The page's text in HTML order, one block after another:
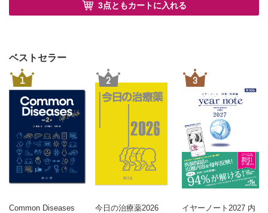
3点ともカートに入れる
ベストセラー
1
Common Diseases
2
今日の治療薬2026
3
イヤーノート2027 内